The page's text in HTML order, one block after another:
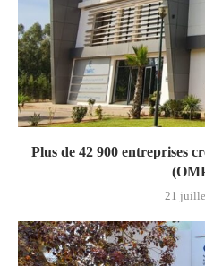
Plus de 42 900 entreprises
21